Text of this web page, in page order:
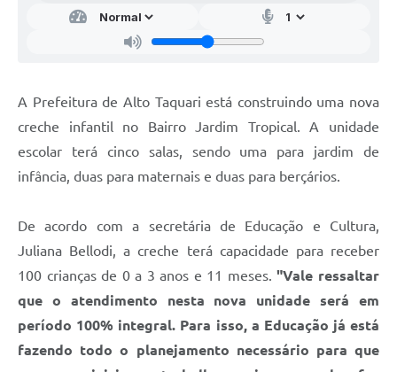
A Prefeitura de Alto Taquari está construindo uma nova
creche infantil no Bairro Jardim Tropical. A unidade
escolar terá cinco salas, sendo uma para jardim de
infância, duas para maternais e duas para berçários.
De acordo com a secretária de Educação e Cultura,
Juliana Bellodi, a creche terá capacidade para receber
100 crianças de 0 a 3 anos e 11 meses."Vale ressaltar
que o atendimento nesta nova unidade será em
período 100% integral. Para isso, a Educação já está
fazendo todo o planejamento necessário para que